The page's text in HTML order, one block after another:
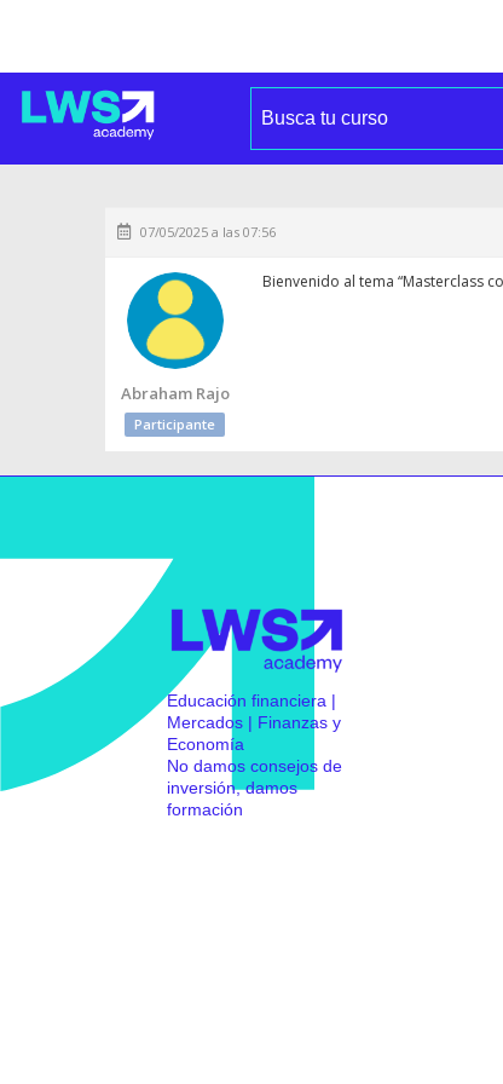
07/05/2025 a las 07:56
Abraham Rajo
Participante
Bienvenido al tema “Masterclass
Educación financiera |
Mercados | Finanzas y
Economía
No damos consejos de
inversión, damos
formación